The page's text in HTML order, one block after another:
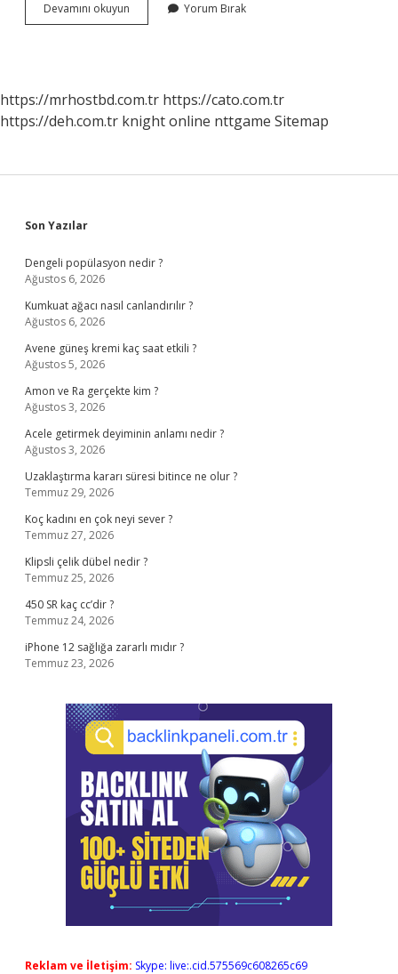
Devamını okuyun
Yılında
Yorum Bırak
https://mrhostbd.com.tr https://cato.com.tr
https://deh.com.tr knight online nttgame Sitemap
Sidebar
Son Yazılar
Dengeli popülasyon nedir ?
Ağustos 6, 2026
Kumkuat ağacı nasıl canlandırılır ?
Ağustos 6, 2026
Avene güneş kremi kaç saat etkili ?
Ağustos 5, 2026
Amon ve Ra gerçekte kim ?
Ağustos 3, 2026
Acele getirmek deyiminin anlamı nedir ?
Ağustos 3, 2026
Uzaklaştırma kararı süresi bitince ne olur ?
Temmuz 29, 2026
Koç kadını en çok neyi sever ?
Temmuz 27, 2026
Klipsli çelik dübel nedir ?
Temmuz 25, 2026
450 SR kaç cc’dir ?
Temmuz 24, 2026
iPhone 12 sağlığa zararlı mıdır ?
Temmuz 23, 2026
Reklam ve İletişim: Skype: live:.cid.575569c608265c69